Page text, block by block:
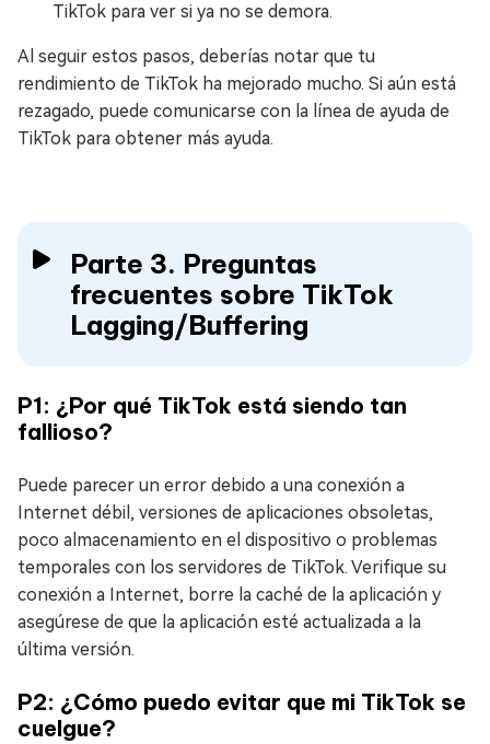
TikTok para ver si ya no se demora.
Al seguir estos pasos, deberías notar que tu
rendimiento de TikTok ha mejorado mucho. Si aún está
rezagado, puede comunicarse con la línea de ayuda de
TikTok para obtener más ayuda.
Parte 3. Preguntas
frecuentes sobre TikTok
Lagging/Buffering
P1: ¿Por qué TikTok está siendo tan
fallioso?
Puede parecer un error debido a una conexión a
Internet débil, versiones de aplicaciones obsoletas,
poco almacenamiento en el dispositivo o problemas
temporales con los servidores de TikTok. Verifique su
conexión a Internet, borre la caché de la aplicación y
asegúrese de que la aplicación esté actualizada a la
última versión.
P2: ¿Cómo puedo evitar que mi TikTok se
cuelgue?